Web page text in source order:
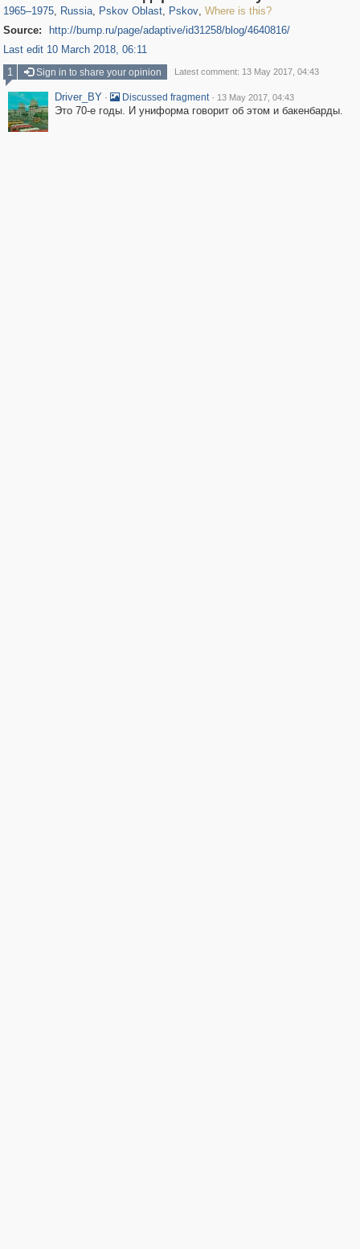
1965–1975, Russia, Pskov Oblast, Pskov, Where is this?
Source:
http://bump.ru/page/adaptive/id31258/blog/4640816/
Last edit 10 March 2018, 06:11
1
Sign in to share your opinion Latest comment: 13 May 2017, 04:43
Driver_BY · Discussed fragment · 13 May 2017, 04:43
Это 70-е годы. И униформа говорит об этом и бакенбарды.